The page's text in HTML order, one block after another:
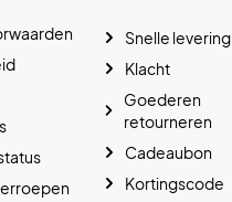
Snelle levering
Klacht
Goederen
retourneren
Cadeaubon
Kortingscode